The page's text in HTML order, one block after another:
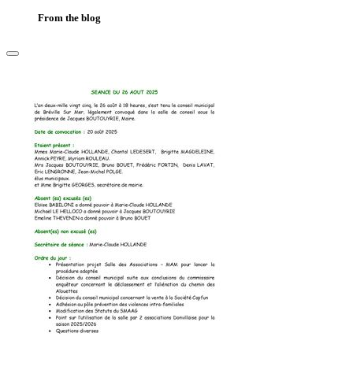
From the blog